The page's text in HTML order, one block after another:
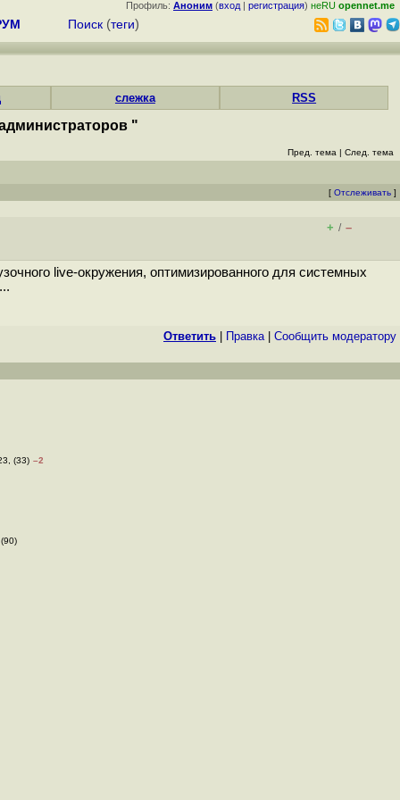
Профиль: Аноним (вход | регистрация) неRU opennet.me
Поиск (теги)
слежка RSS
"
Пред. тема | След. тема
[ Отслеживать ]
+ / –
live-окружения, оптимизированного для системных
Ответить Правка| Cообщить модератору
(33) –2